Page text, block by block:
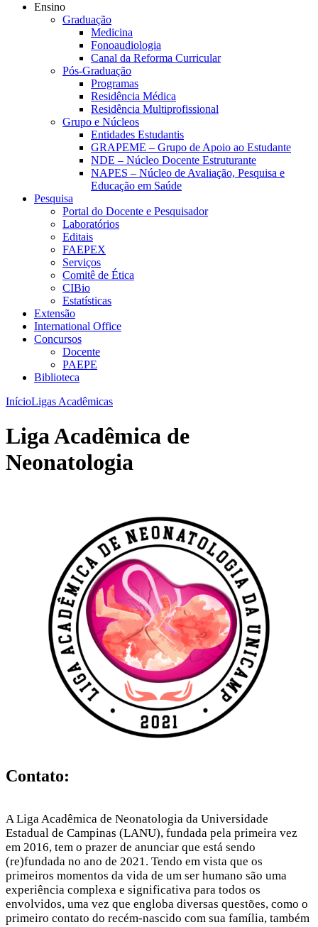
Ensino
Graduação
Medicina
Fonoaudiologia
Canal da Reforma Curricular
Pós-Graduação
Programas
Residência Médica
Residência Multiprofissional
Grupo e Núcleos
Entidades Estudantis
GRAPEME – Grupo de Apoio ao Estudante
NDE – Núcleo Docente Estruturante
NAPES – Núcleo de Avaliação, Pesquisa e
Educação em Saúde
Pesquisa
Portal do Docente e Pesquisador
Laboratórios
Editais
FAEPEX
Serviços
Comitê de Ética
CIBio
Estatísticas
Extensão
International Office
Concursos
Docente
PAEPE
Biblioteca
InícioLigas Acadêmicas
Liga Acadêmica de
Neonatologia
Contato:
A Liga Acadêmica de Neonatologia da Universidade
Estadual de Campinas (LANU), fundada pela primeira vez
em 2016, tem o prazer de anunciar que está sendo
(re)fundada no ano de 2021. Tendo em vista que os
primeiros momentos da vida de um ser humano são uma
experiência complexa e significativa para todos os
envolvidos, uma vez que engloba diversas questões, como o
primeiro contato do recém-nascido com sua família, também